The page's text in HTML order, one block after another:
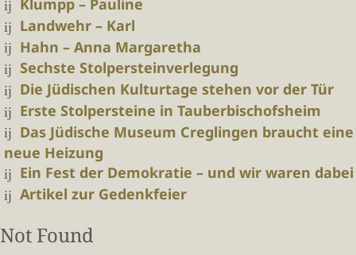
Klumpp – Pauline
Landwehr – Karl
Hahn – Anna Margaretha
Sechste Stolpersteinverlegung
Die Jüdischen Kulturtage stehen vor der Tür
Erste Stolpersteine in Tauberbischofsheim
Das Jüdische Museum Creglingen braucht eine
neue Heizung
Ein Fest der Demokratie – und wir waren dabei
Artikel zur Gedenkfeier
Not Found